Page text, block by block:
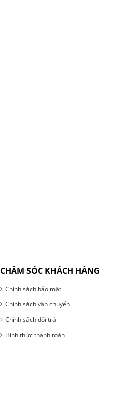
CHĂM SÓC KHÁCH HÀNG
Chính sách bảo mật
Chính sách vận chuyển
Chính sách đổi trả
Hình thức thanh toán